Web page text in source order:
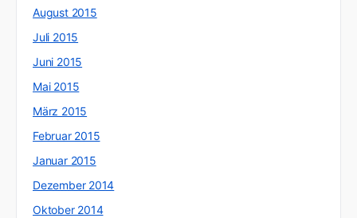
August 2015
Juli 2015
Juni 2015
Mai 2015
März 2015
Februar 2015
Januar 2015
Dezember 2014
Oktober 2014